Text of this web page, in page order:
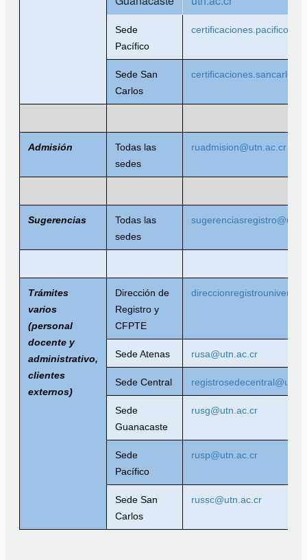
Sede
Pacífico
Sede San
Carlos
Admisión
Todas las
sedes
ruadmision@utn.ac.cr
Sugerencias
Todas las
sedes
Trámites
varios
(personal
docente y
administrativo,
clientes
externos)
Dirección de
Registro y
CFPTE
Sede Atenas rusa@utn.ac.cr
Sede Central
Sede
Guanacaste
rusg@utn.ac.cr
Sede
Pacífico
rusp@utn.ac.cr
Sede San
Carlos
russc@utn.ac.cr